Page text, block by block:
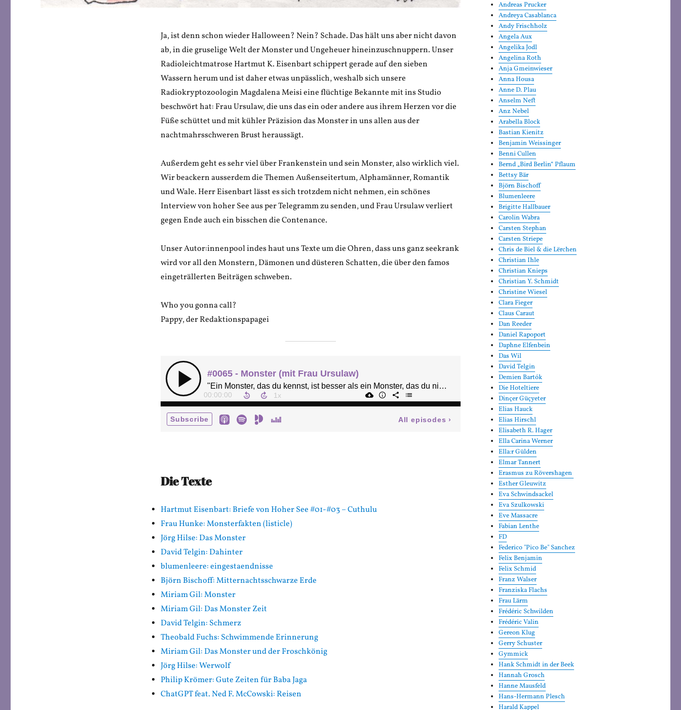
Ja, ist denn schon wieder Halloween? Nein? Schade. Das hält uns aber nicht davon
ab, in die gruselige Welt der Monster und Ungeheuer hineinzuschnuppern. Unser
Radioleichtmatrose Hartmut K. Eisenbart schippert gerade auf den sieben
Wassern herum und ist daher etwas unpässlich, weshalb sich unsere
Radiokryptozoologin Magdalena Meisi eine flüchtige Bekannte mit ins Studio
beschwört hat: Frau Ursulaw, die uns das ein oder andere aus ihrem Herzen vor die
Füße schüttet und mit kühler Präzision das Monster in uns allen aus der
nachtmahrsschweren Brust heraussägt.
Außerdem geht es sehr viel über Frankenstein und sein Monster, also wirklich viel.
Wir beackern ausserdem die Themen Außenseitertum, Alphamänner, Romantik
und Wale. Herr Eisenbart lässt es sich trotzdem nicht nehmen, ein schönes
Interview von hoher See aus per Telegramm zu senden, und Frau Ursulaw verliert
gegen Ende auch ein bisschen die Contenance.
Unser Autor:innenpool indes haut uns Texte um die Ohren, dass uns ganz seekrank
wird vor all den Monstern, Dämonen und düsteren Schatten, die über den famos
eingeträllerten Beiträgen schweben.
Who you gonna call?
Pappy, der Redaktionspapagei
Die Texte
Hartmut Eisenbart: Briefe von Hoher See #01-#03 – Cuthulu
Frau Hunke: Monsterfakten (listicle)
Jörg Hilse: Das Monster
David Telgin: Dahinter
blumenleere: eingestaendnisse
Björn Bischoff: Mitternachtsschwarze Erde
Miriam Gil: Monster
Miriam Gil: Das Monster Zeit
David Telgin: Schmerz
Theobald Fuchs: Schwimmende Erinnerung
Miriam Gil: Das Monster und der Froschkönig
Jörg Hilse: Werwolf
Philip Krömer: Gute Zeiten für Baba Jaga
ChatGPT feat. Ned F. McCowski: Reisen
Andreas Prucker
Andreya Casablanca
Andy Frischholz
Angela Aux
Angelika Jodl
Angelina Roth
Anja Gmeinwieser
Anna Housa
Anne D. Plau
Anselm Neft
Anz Nebel
Arabella Block
Bastian Kienitz
Benjamin Weissinger
Benni Cullen
Bernd „Bird Berlin“ Pflaum
Bettsy Bär
Björn Bischoff
Blumenleere
Brigitte Hallbauer
Carolin Wabra
Carsten Stephan
Carsten Striepe
Chris de Biel & die Lërchen
Christian Ihle
Christian Knieps
Christian Y. Schmidt
Christine Wiesel
Clara Fieger
Claus Caraut
Dan Reeder
Daniel Rapoport
Daphne Elfenbein
Das Wil
David Telgin
Demien Bartók
Die Hoteltiere
Dinçer Güçyeter
Elias Hauck
Elias Hirschl
Elisabeth R. Hager
Ella Carina Werner
Ella:r Gülden
Elmar Tannert
Erasmus zu Rövershagen
Esther Gleuwitz
Eva Schwindsackel
Eva Szulkowski
Eve Massacre
Fabian Lenthe
FD
Federico "Pico Be" Sanchez
Felix Benjamin
Felix Schmid
Franz Walser
Franziska Flachs
Frau Lärm
Frédéric Schwilden
Frédéric Valin
Gereon Klug
Gerry Schuster
Gymmick
Hank Schmidt in der Beek
Hannah Grosch
Hanne Mausfeld
Hans-Hermann Plesch
Harald Kappel